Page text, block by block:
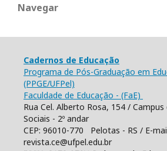
Navegar
Cadernos de Educação
Programa de Pós-Graduação em
(PPGE/UFPel)
Faculdade de Educação - (FaE)
Rua Cel. Alberto Rosa, 154 / Campus
Sociais - 2º andar
CEP: 96010-770 Pelotas - RS / E-
revista.ce@ufpel.edu.br